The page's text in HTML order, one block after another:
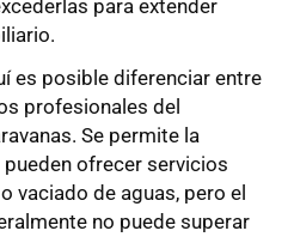
para extender
es posible diferenciar entre
profesionales del
Se permite la
ofrecer servicios
vaciado de aguas, pero el
no puede superar